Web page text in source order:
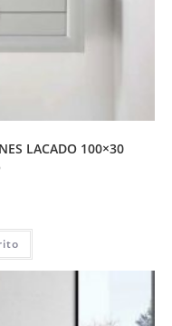
LACADO 100×30